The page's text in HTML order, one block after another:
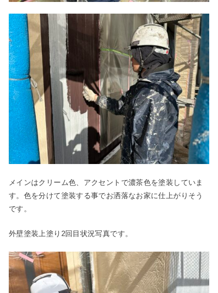
メインはクリーム色、アクセントで濃茶色を塗装していま
す。色を分けて塗装する事でお洒落なお家に仕上がりそう
です。
外壁塗装上塗り2回目状況写真です。